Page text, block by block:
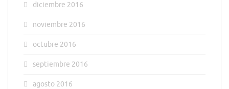
diciembre 2016
noviembre 2016
octubre 2016
septiembre 2016
agosto 2016